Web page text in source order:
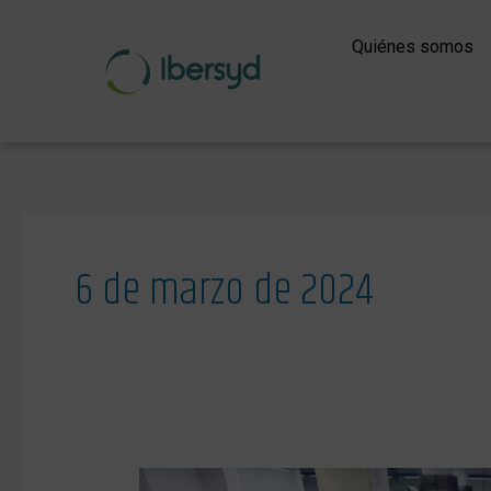
Quiénes somos
6 de marzo de 2024